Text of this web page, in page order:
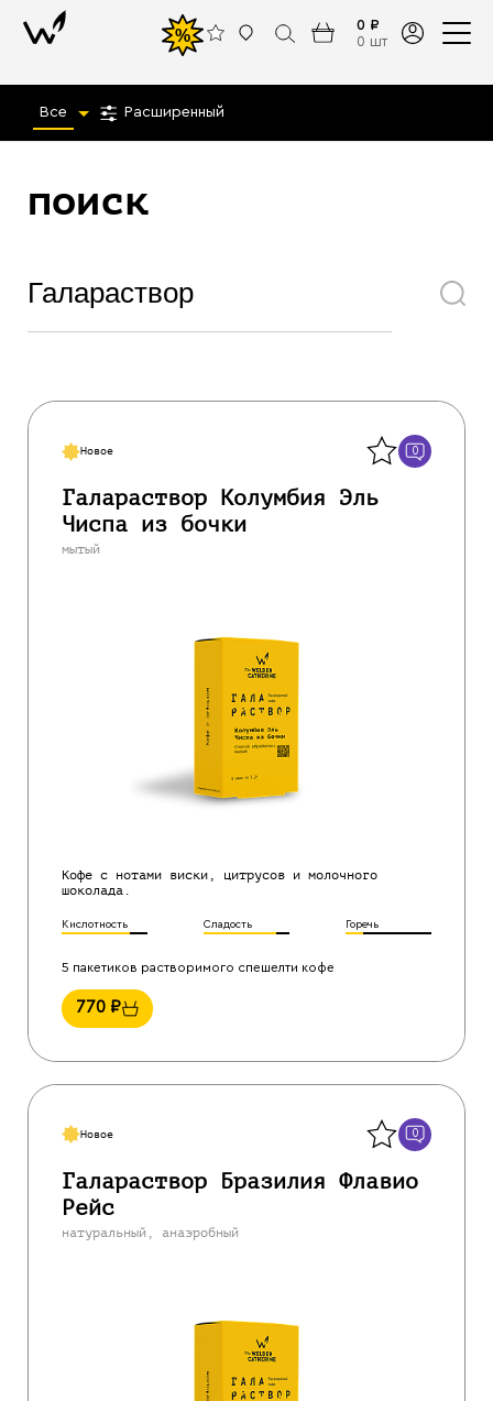
%
0 ₽
0 шт
Все Расширенный
поиск
Новое 0
Галараствор Колумбия Эль
Чиспа из бочки
мытый
Кофе с нотами виски, цитрусов и молочного
шоколада.
Кислотность Сладость Горечь
5 пакетиков растворимого спешелти кофе
770 ₽
Новое 0
Галараствор Бразилия Флавио
Рейс
натуральный, анаэробный